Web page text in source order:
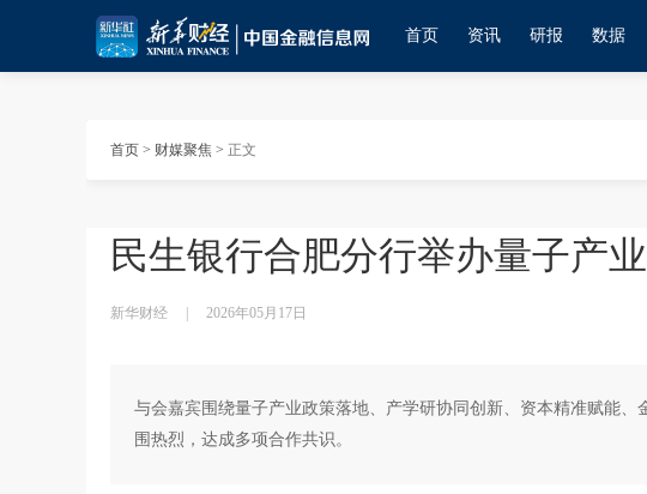
首页 资讯 研报 数据
首页 > 财媒聚焦 > 正文
民生银行合肥分行举办量子产
新华财经 2026年05月17日
与会嘉宾围绕量子产业政策落地、产学研协同创新、资本精准赋能
围热烈，达成多项合作共识。